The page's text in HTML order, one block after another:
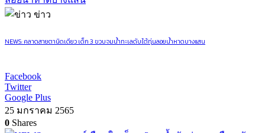
ข่าว
NEWS: คลาดสายตานิดเดียว เด็ก 3 ขวบจมน้ำทะเลดับใต้ทุ่นลอยน้ำหาดบางแสน
Facebook
Twitter
Google Plus
25 มกราคม 2565
0 Shares